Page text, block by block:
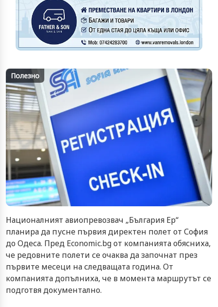
Полезно
Националният авиопревозвач „България Ер“
планира да пусне първия директен полет от София
до Одеса. Пред Economic.bg от компанията обясниха,
че редовните полети се очаква да започнат през
първите месеци на следващата година. От
компанията допълниха, че в момента маршрутът се
подготвя документално.